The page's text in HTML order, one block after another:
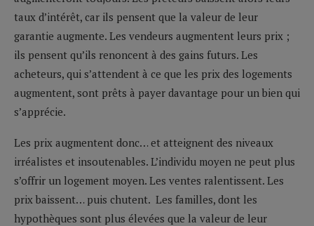
taux d’intérêt, car ils pensent que la valeur de leur
garantie augmente. Les vendeurs augmentent leurs prix ;
ils pensent qu’ils renoncent à des gains futurs. Les
acheteurs, qui s’attendent à ce que les prix des logements
augmentent, sont prêts à payer davantage pour un bien qui
s’apprécie.
Les prix augmentent donc… et atteignent des niveaux
irréalistes et insoutenables. L’individu moyen ne peut plus
s’offrir un logement moyen. Les ventes ralentissent. Les
prix baissent… puis chutent. Les familles, dont les
hypothèques sont plus élevées que la valeur de leur